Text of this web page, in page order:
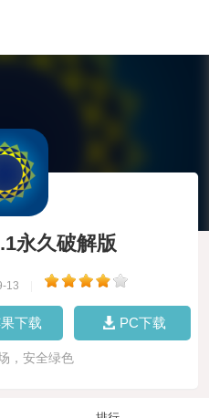
永久破解版
13
下载 PC下载
，安全绿色